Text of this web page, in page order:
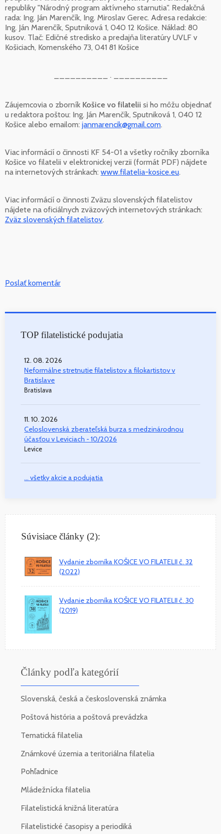
republiky "Národný program aktívneho starnutia". Redakčná
rada: Ing. Ján Marenčík, Ing. Miroslav Gerec. Adresa redakcie:
Ing. Ján Marenčík, Sputniková 1, 040 12 Košice. Náklad: 80
kusov. Tlač: Edičné stredisko a predajňa literatúry UVLF v
Košiciach, Komenského 73, 041 81 Košice
__________ . __________
Záujemcovia o zborník Košice vo filatelii si ho môžu objednať
u redaktora poštou: Ing. Ján Marenčík, Sputniková 1, 040 12
Košice alebo emailom: janmarencik@gmail.com.
Viac informácií o činnosti KF 54-01 a všetky ročníky zborníka
Košice vo filatelii v elektronickej verzii (formát PDF) nájdete
na internetových stránkach: www.filatelia-kosice.eu.
Viac informácií o činnosti Zväzu slovenských filatelistov
nájdete na oficiálnych zväzových internetových stránkach:
Zväz slovenských filatelistov.
Poslať komentár
TOP filatelistické podujatia
12. 08. 2026
Neformálne stretnutie filatelistov a filokartistov v
Bratislave
Bratislava
11. 10. 2026
Celoslovenská zberateľská burza s medzinárodnou
účasťou v Leviciach - 10/2026
Levice
... všetky akcie a podujatia
Súvisiace články (2):
Vydanie zborníka KOŠICE VO FILATELII č. 32
(2022)
Vydanie zborníka KOŠICE VO FILATELII č. 30
(2019)
Články podľa kategórií
Slovenská, česká a československá známka
Poštová história a poštová prevádzka
Tematická filatelia
Známkové územia a teritoriálna filatelia
Pohľadnice
Mládežnícka filatelia
Filatelistická knižná literatúra
Filatelistické časopisy a periodiká